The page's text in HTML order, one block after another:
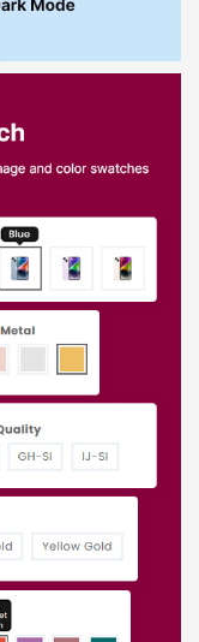
0903.976.769